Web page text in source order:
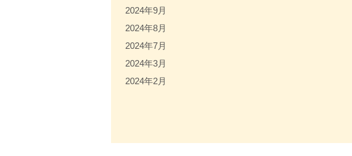
2024年9月
2024年8月
2024年7月
2024年3月
2024年2月